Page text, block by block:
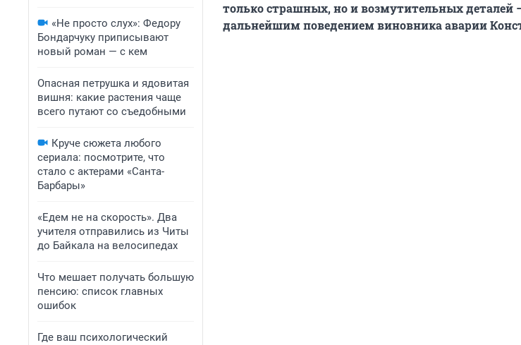
«Не просто слух»: Федору
Бондарчуку приписывают
новый роман — с кем
Опасная петрушка и ядовитая
вишня: какие растения чаще
всего путают со съедобными
Круче сюжета любого
сериала: посмотрите, что
стало с актерами «Санта-
Барбары»
«Едем не на скорость». Два
учителя отправились из Читы
до Байкала на велосипедах
Что мешает получать большую
пенсию: список главных
ошибок
Где ваш психологический
только страшных, но и возмутительных деталей
дальнейшим поведением виновника аварии